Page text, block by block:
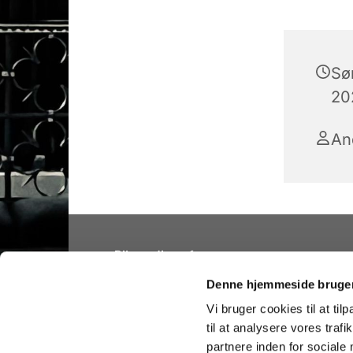
Denne hjemmeside
Vi bruger cookies til at
til at analysere vores
partnere inden for sociale
Bliv medlem af